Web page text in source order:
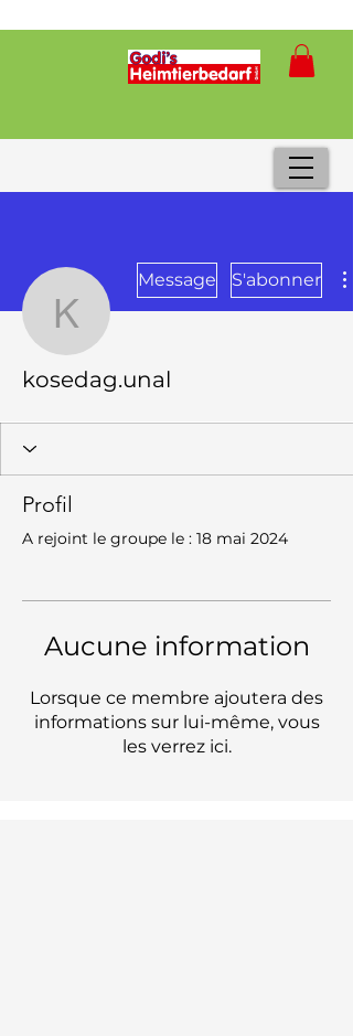
kosedag.unal
Message S'abonner
kosedag.unal
Profil
A rejoint le groupe le : 18 mai 2024
Aucune information
Lorsque ce membre ajoutera des
informations sur lui-même, vous
les verrez ici.